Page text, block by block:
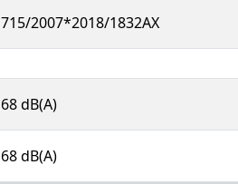
715/2007*2018/1832AX
68 dB(A)
68 dB(A)